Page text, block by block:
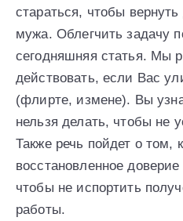
стараться, чтобы
мужа. Облегчить задачу
сегодняшняя статья. Мы
действовать, если Вас
(флирте, измене). Вы
нельзя делать, чтобы не
Также речь пойдет о том,
восстановленное
чтобы не испортить
работы.